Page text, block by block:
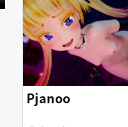
Pjanoo